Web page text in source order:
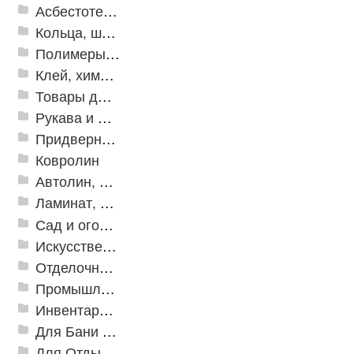
Асбестотехнические и теплоизоляционные материалы
Кольца, шайбы, манжеты
Полимеры и пластики
Клей, химия, сопутствующие товары
Товары для дома
Рукава и шланги промышленные
Придверные решетки
Ковролин
Автолин, Транслин, Линолеум
Ламинат, Кварцвиниловая плитка SPC
Сад и огород
Искусственная трава
Отделочные профили
Промышленный текстиль
Инвентарь для клининга
Для Бани и Сауны